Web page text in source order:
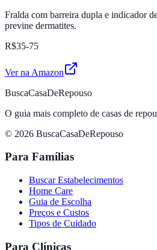
Fralda com barreira dupla e indicador
previne dermatites.
R$35-75
Ver na Amazon
BuscaCasaDeRepouso
O guia mais completo de casas de
© 2026 BuscaCasaDeRepouso
Para Famílias
Buscar Estabelecimentos
Home Care
Guia de Escolha
Preços e Custos
Tipos de Cuidado
Para Clínicas